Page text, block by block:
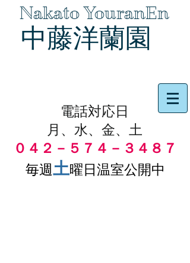
Nakato YouranEn
中藤洋蘭園
電話対応日
月、水、金、土
０４２－５７４－３４８７
毎週土曜日温室公開中